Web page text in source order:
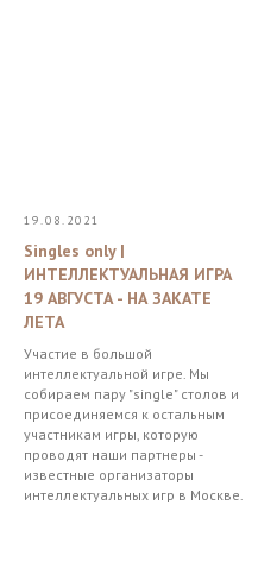
19.08.2021
Singles only |
ИНТЕЛЛЕКТУАЛЬНАЯ ИГРА
19 АВГУСТА - НА ЗАКАТЕ
ЛЕТА
Участие в большой
интеллектуальной игре. Мы
собираем пару "single" столов и
присоединяемся к остальным
участникам игры, которую
проводят наши партнеры -
известные организаторы
интеллектуальных игр в Москве.